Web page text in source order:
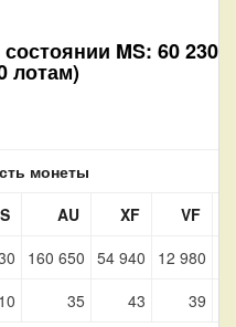
MS: 60 230
лотам)
монеты
AU XF VF
160 650 54 940
12 980
10 35 43 39